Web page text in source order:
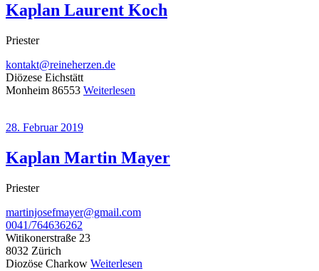
Kaplan Laurent Koch
Priester
kontakt@reineherzen.de
Diözese Eichstätt
Monheim 86553 Weiterlesen
28. Februar 2019
Kaplan Martin Mayer
Priester
martinjosefmayer@gmail.com
0041/764636262
Witikonerstraße 23
8032 Zürich
Diozöse Charkow Weiterlesen